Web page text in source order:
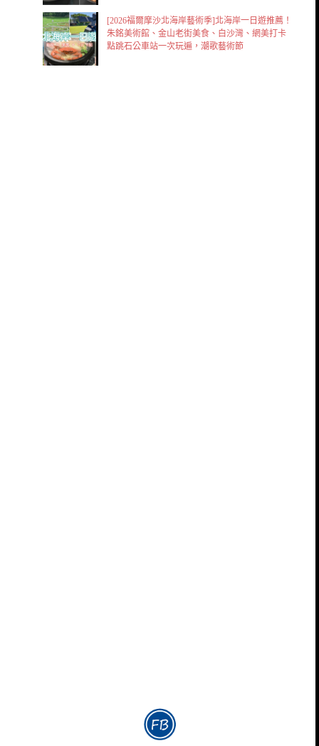
[2026福爾摩沙北海岸藝術季]北海岸一日遊推薦！
朱銘美術館、金山老街美食、白沙灣、網美打卡
點跳石公車站一次玩遍，潮歌藝術節